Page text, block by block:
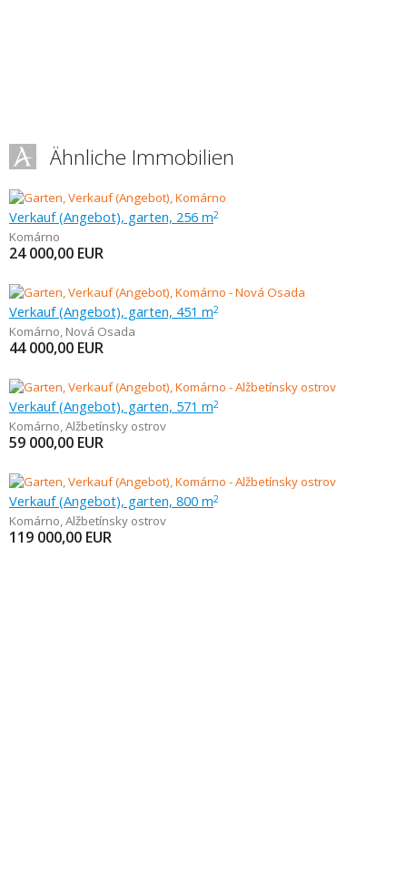
Ähnliche Immobilien
Verkauf (Angebot), garten, 256 m2
Komárno
24 000,00 EUR
Verkauf (Angebot), garten, 451 m2
Komárno, Nová Osada
44 000,00 EUR
Verkauf (Angebot), garten, 571 m2
Komárno,Alžbetínsky ostrov
59 000,00 EUR
Verkauf (Angebot), garten, 800 m2
Komárno,Alžbetínsky ostrov
119 000,00 EUR